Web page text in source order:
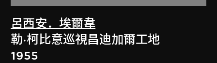
呂西安．埃爾韋
勒·柯比意巡視昌迪加爾工地
1955